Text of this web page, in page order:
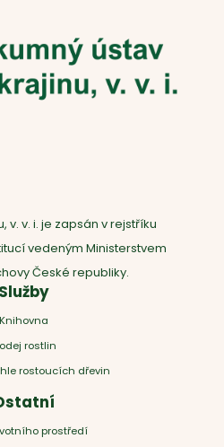
v. v. i. je zapsán v rejstříku
vedeným Ministerstvem
České republiky.
Služby
Knihovna
rostlin
rostoucích dřevin
prostředí